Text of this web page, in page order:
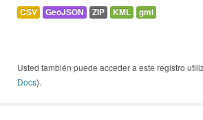
CSV GeoJSON ZIP KML gml
Usted también puede acceder a este registro
Docs).